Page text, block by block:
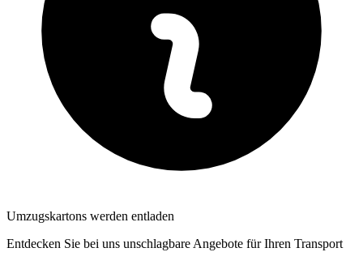
Umzugskartons werden entladen
Entdecken Sie bei uns unschlagbare Angebote für Ihren Transport